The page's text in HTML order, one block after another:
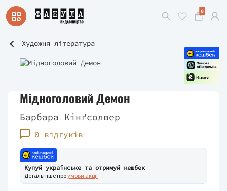
0
Художня література
Мідноголовий Демон
Барбара Кінґсолвер
0 відгуків
Купуй українське та отримуй кешбек
Детальніше проумови акції